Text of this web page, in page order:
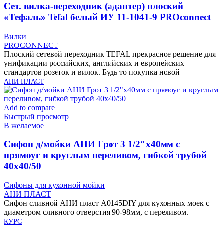
Cет. вилка-переходник (адаптер) плоский
«Тефаль» Tefal белый ИУ 11-1041-9 PROconnect
Вилки
PROCONNECT
Плоский сетевой переходник TEFAL прекрасное решение для
унификации российских, английских и европейских
стандартов розеток и вилок. Будь то покупка новой
АНИ ПЛАСТ
Add to compare
Быстрый просмотр
В желаемое
Cифон д/мойки АНИ Грот 3 1/2″х40мм с
прямоуг и круглым переливом, гибкой трубой
40х40/50
Сифоны для кухонной мойки
АНИ ПЛАСТ
Сифон сливной АНИ пласт A0145DIY для кухонных моек с
диаметром сливного отверстия 90-98мм, с переливом.
КУРС